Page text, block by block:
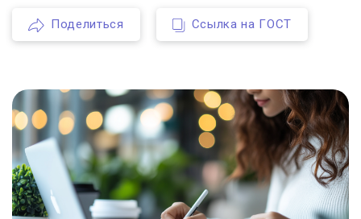
Поделиться Ссылка на ГОСТ